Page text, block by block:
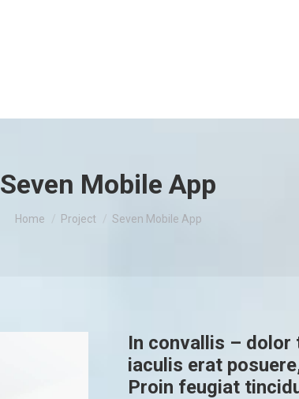
Seven Mobile App
You are here:
Home Project Seven Mobile App
In convallis –
iaculis erat
Proin feugiat